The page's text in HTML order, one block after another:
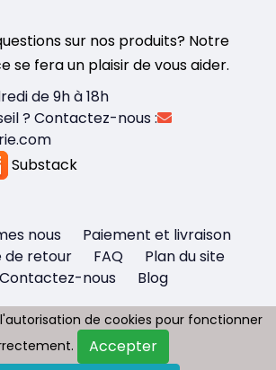
sur nos produits? Notre
se fera un plaisir de vous aider.
de 9h à 18h
? Contactez-nous :
Substack
nous
Paiement et livraison
de retour
FAQ
Plan du site
Contactez-nous
Blog
© 2026 - Tous droit réservés
de cookies pour fonctionner
Accepter
de cookies pour fonctionner
Accepter